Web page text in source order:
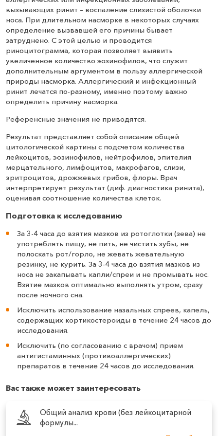
вызывающих ринит – воспаление слизистой оболочки
носа. При длительном насморке в некоторых случаях
определение вызвавшей его причины бывает
затруднено. С этой целью и проводится
риноцитограмма, которая позволяет выявить
увеличенное количество эозинофилов, что служит
дополнительным аргументом в пользу аллергической
природы насморка. Аллергический и инфекционный
ринит лечатся по-разному, именно поэтому важно
определить причину насморка.
Референсные значения не приводятся.
Результат представляет собой описание общей
цитологической картины с подсчетом количества
лейкоцитов, эозинофилов, нейтрофилов, эпителия
мерцательного, лимфоцитов, макрофагов, слизи,
эритроцитов, дрожжевых грибов, флоры. Врач
интерпретирует результат (диф. диагностика ринита),
оценивая соотношение количества клеток.
Подготовка к исследованию
За 3-4 часа до взятия мазков из ротоглотки (зева) не
употреблять пищу, не пить, не чистить зубы, не
полоскать рот/горло, не жевать жевательную
резинку, не курить. За 3-4 часа до взятия мазков из
носа не закапывать капли/спреи и не промывать нос.
Взятие мазков оптимально выполнять утром, сразу
после ночного сна.
Исключить использование назальных спреев, капель,
содержащих кортикостероиды в течение 24 часов до
исследования.
Исключить (по согласованию с врачом) прием
антигистаминных (противоаллергических)
препаратов в течение 24 часов до исследования.
Вас также может заинтересовать
Общий анализ крови (без лейкоцитарной
формулы...